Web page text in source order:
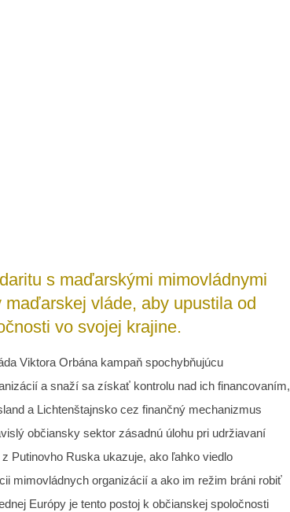
s maďarskými mimovládnymi
vláde, aby upustila od
vo svojej krajine.
Viktora Orbána kampaň spochybňujúcu
a snaží sa získať kontrolu nad ich financovaním,
a Lichtenštajnsko cez finančný mechanizmus
občiansky sektor zásadnú úlohu pri udržiavaní
Putinovho Ruska ukazuje, ako ľahko viedlo
mimovládnych organizácií a ako im režim bráni robiť
Európy je tento postoj k občianskej spoločnosti